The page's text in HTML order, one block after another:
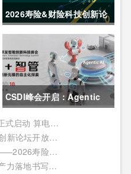
2026寿险&财险科技创新论
坛圆满举办
CSDI峰会开启：Agentic
AI 落地应用的黄金期，智能
系统重塑生产力
CDCE2026国际数据中心展正式启动 算电协同驱动产业升级 搭建全球合作平台
破局者集结：2026保险科技创新论坛开放“数智共生”最佳实践案例征集
数智共生，重塑保险新价值——2026寿险&财险科技创新论坛即将启幕
CDIE2026 圆满收官 以AI生产力落地书写数字化转型新答卷